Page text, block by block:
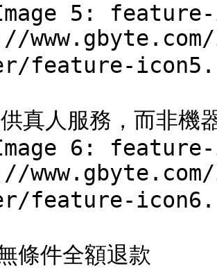
5: feature-
feature-
真人服務，而非
6: feature-
feature-
條件全額退款